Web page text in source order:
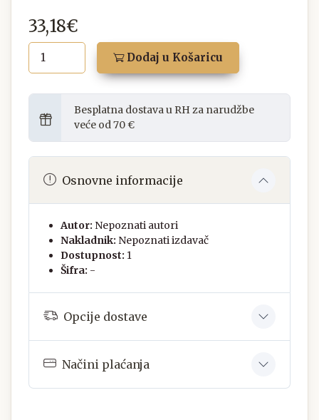
33,18€
Dodaj u Košaricu
Besplatna dostava u RH za narudžbe
veće od 70 €
Osnovne informacije
Autor: Nepoznati autori
Nakladnik: Nepoznati izdavač
Dostupnost: 1
Šifra: -
Opcije dostave
Načini plaćanja